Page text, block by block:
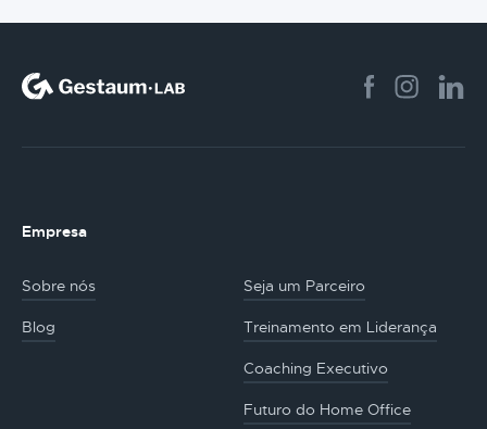
Empresa
Sobre nós Seja um Parceiro
Blog Treinamento em Liderança
Coaching Executivo
Futuro do Home Office